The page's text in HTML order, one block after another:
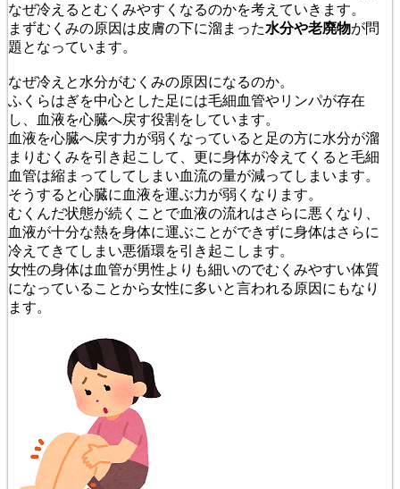
なぜ冷えるとむくみやすくなるのかを考えていきます。
まずむくみの原因は皮膚の下に溜まった水分や老廃物が問
題となっています。
なぜ冷えと水分がむくみの原因になるのか。
ふくらはぎを中心とした足には毛細血管やリンパが存在
し、血液を心臓へ戻す役割をしています。
血液を心臓へ戻す力が弱くなっていると足の方に水分が溜
まりむくみを引き起こして、更に身体が冷えてくると毛細
血管は縮まってしてしまい血流の量が減ってしまいます。
そうすると心臓に血液を運ぶ力が弱くなります。
むくんだ状態が続くことで血液の流れはさらに悪くなり、
血液が十分な熱を身体に運ぶことができずに身体はさらに
冷えてきてしまい悪循環を引き起こします。
女性の身体は血管が男性よりも細いのでむくみやすい体質
になっていることから女性に多いと言われる原因にもなり
ます。